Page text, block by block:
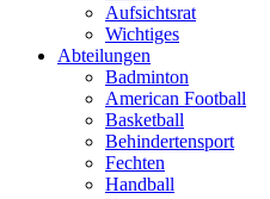
Aufsichtsrat
Wichtiges
Abteilungen
Badminton
American Football
Basketball
Behindertensport
Fechten
Handball